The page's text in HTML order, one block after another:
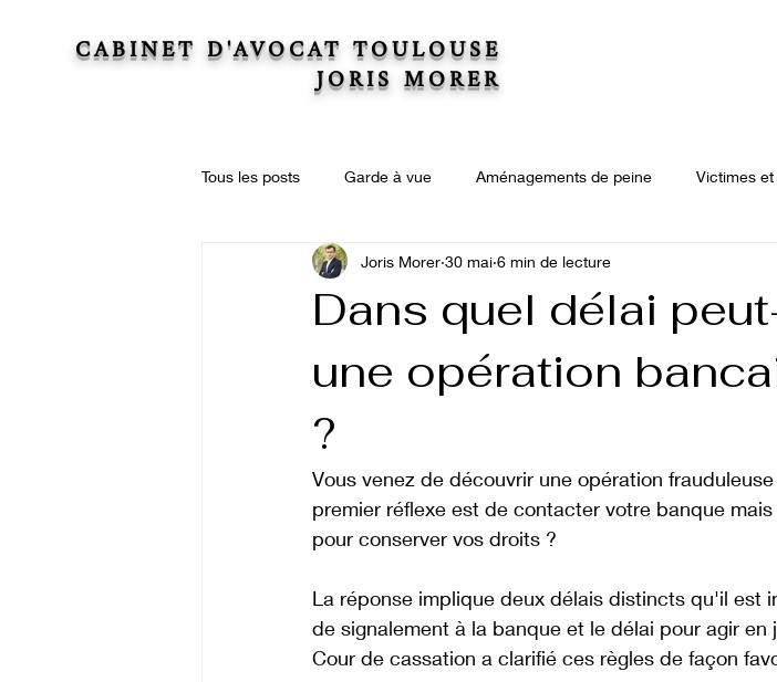
CABINET D'AVOCAT TOULOUSE
JORIS MORER
Tous les posts Garde à vue Aménagements de peine Victimes
Actions collectives Droit immobilier Droit de la construction
Successions Procédure civile
Dans quel délai
une opération
?
Joris Morer 30 mai 6 min de lecture
Vous venez de découvrir une opération
premier réflexe est de contacter votre banque
pour conserver vos droits ?
La réponse implique deux délais distincts qu'il est
de signalement à la banque et le délai pour agir
Cour de cassation a clarifié ces règles de façon